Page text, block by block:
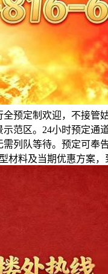
预定制欢迎，不接管
范区。24小时预定通
列队等待。预定可奉
材料及当期优惠方案，